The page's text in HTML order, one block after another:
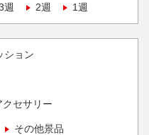
週 2週 1週
ション
セサリー
その他景品